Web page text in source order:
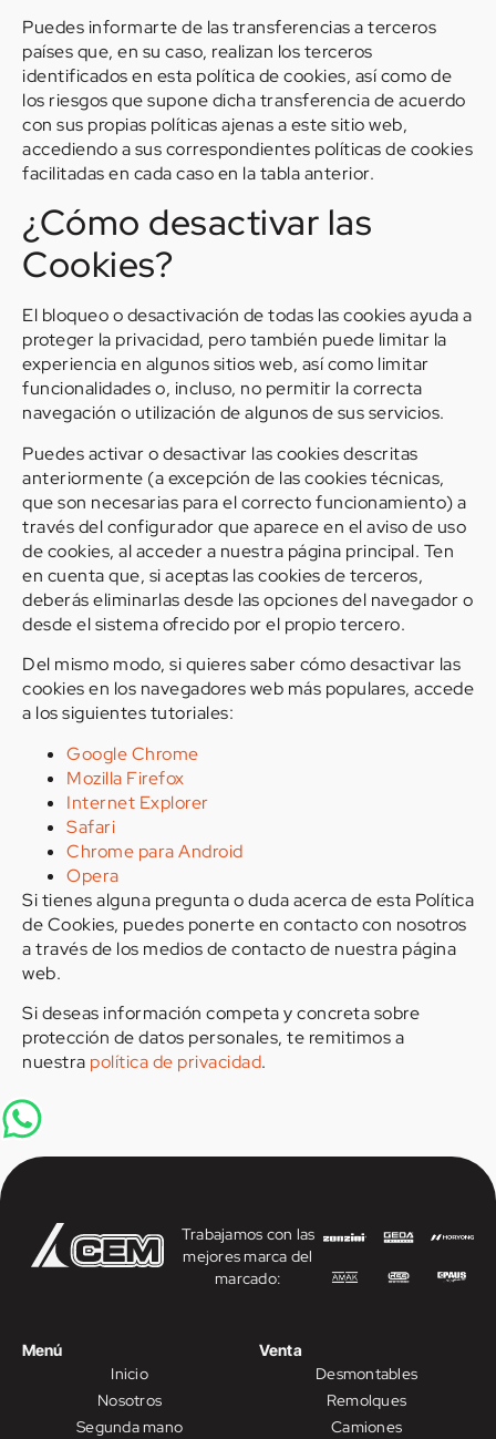
Puedes informarte de las transferencias a terceros
países que, en su caso, realizan los terceros
identificados en esta política de cookies, así como de
los riesgos que supone dicha transferencia de acuerdo
con sus propias políticas ajenas a este sitio web,
accediendo a sus correspondientes políticas de cookies
facilitadas en cada caso en la tabla anterior.
¿Cómo desactivar las
Cookies?
El bloqueo o desactivación de todas las cookies ayuda a
proteger la privacidad, pero también puede limitar la
experiencia en algunos sitios web, así como limitar
funcionalidades o, incluso, no permitir la correcta
navegación o utilización de algunos de sus servicios.
Puedes activar o desactivar las cookies descritas
anteriormente (a excepción de las cookies técnicas,
que son necesarias para el correcto funcionamiento) a
través del configurador que aparece en el aviso de uso
de cookies, al acceder a nuestra página principal. Ten
en cuenta que, si aceptas las cookies de terceros,
deberás eliminarlas desde las opciones del navegador o
desde el sistema ofrecido por el propio tercero.
Del mismo modo, si quieres saber cómo desactivar las
cookies en los navegadores web más populares, accede
a los siguientes tutoriales:
Google Chrome
Mozilla Firefox
Internet Explorer
Safari
Chrome para Android
Opera
Si tienes alguna pregunta o duda acerca de esta Política
de Cookies, puedes ponerte en contacto con nosotros
a través de los medios de contacto de nuestra página
web.
Si deseas información competa y concreta sobre
protección de datos personales, te remitimos a
nuestra política de privacidad.
Trabajamos con las
mejores marca del
marcado:
Menú
Inicio
Nosotros
Segunda mano
Venta
Desmontables
Remolques
Camiones